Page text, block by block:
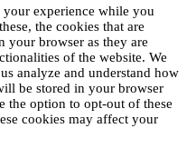
experience while you
the cookies that are
your browser as they are
of the website. We
analyze and understand how
be stored in your browser
the option to opt-out of these
cookies may affect your